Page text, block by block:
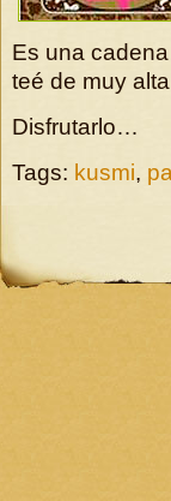
Es una
teé de muy
Disfrutarlo…
Tags: kusmi,